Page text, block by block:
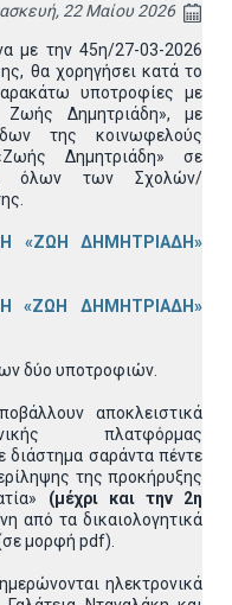
22 Μαίου 2026
με την 45η/27-03-2026
θα χορηγήσει κατά το
υποτροφίες με
Ζωής Δημητριάδη», με
της κοινωφελούς
Δημητριάδη» σε
όλων των Σχολών/
«ΖΩΗ ΔΗΜΗΤΡΙΑΔΗ»
«ΖΩΗ ΔΗΜΗΤΡΙΑΔΗ»
δύο υποτροφιών.
αποκλειστικά
πλατφόρμας
σαράντα πέντε
της προκήρυξης
(μέχρι και την 2η
από τα δικαιολογητικά
μορφή pdf).
ηλεκτρονικά